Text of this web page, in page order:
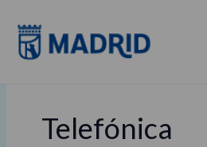
contenido
Telefónica